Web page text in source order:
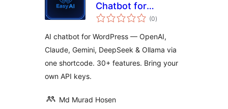
Chatbot for
OpenAI, Claude,
& Ollama
(0notes
en
)
AI chatbot for WordPress — OpenAI,
Claude, Gemini, DeepSeek & Ollama via
one shortcode. 30+ features. Bring your
own API keys.
Md Murad Hosen